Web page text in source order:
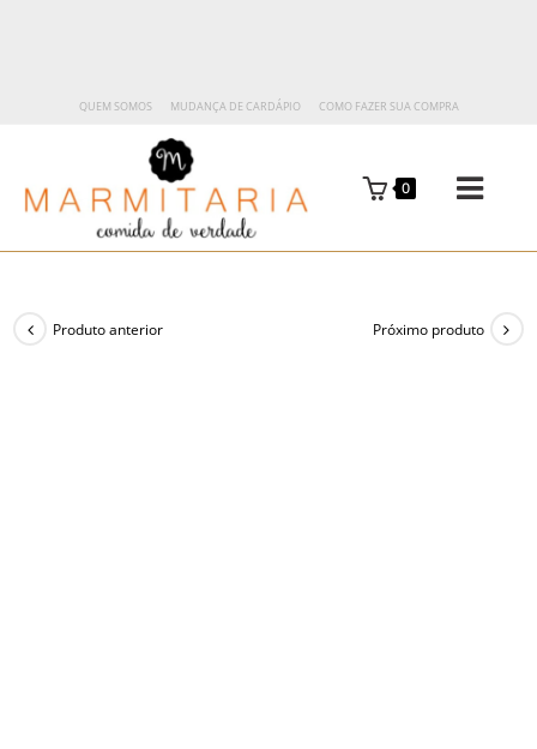
QUEM SOMOS MUDANÇA DE CARDÁPIO COMO FAZER SUA COMPRA
0
Produto anterior Próximo produto